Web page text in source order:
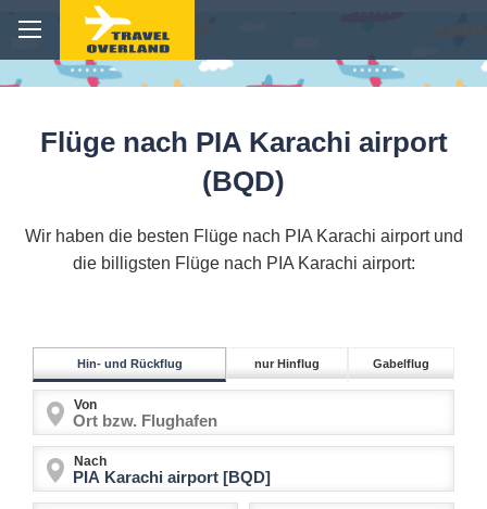
Flüge nach PIA Karachi airport
(BQD)
Wir haben die besten Flüge nach PIA Karachi airport und
die billigsten Flüge nach PIA Karachi airport:
Hin- und Rückflug nur Hinflug Gabelflug
Von
Nach